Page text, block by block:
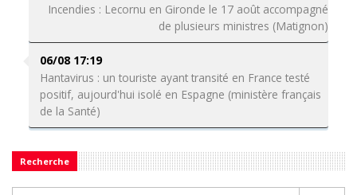
Incendies : Lecornu en Gironde le 17 août accompagné
de plusieurs ministres (Matignon)
06/08 17:19
Hantavirus : un touriste ayant transité en France testé
positif, aujourd'hui isolé en Espagne (ministère français
de la Santé)
Recherche